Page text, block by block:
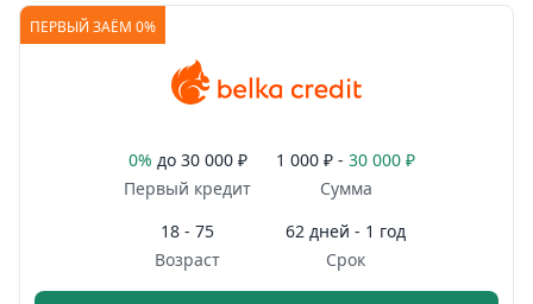
ПЕРВЫЙ ЗАЁМ 0%
0% до 30 000 ₽
Первый кредит
1 000 ₽ - 30 000 ₽
Сумма
18 - 75
Возраст
62 дней - 1 год
Срок